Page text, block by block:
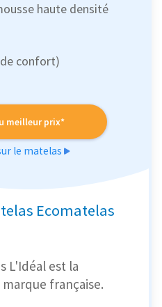
haute densité
de confort)
meilleur prix*
le matelas
Ecomatelas
L'Idéal est la
française.